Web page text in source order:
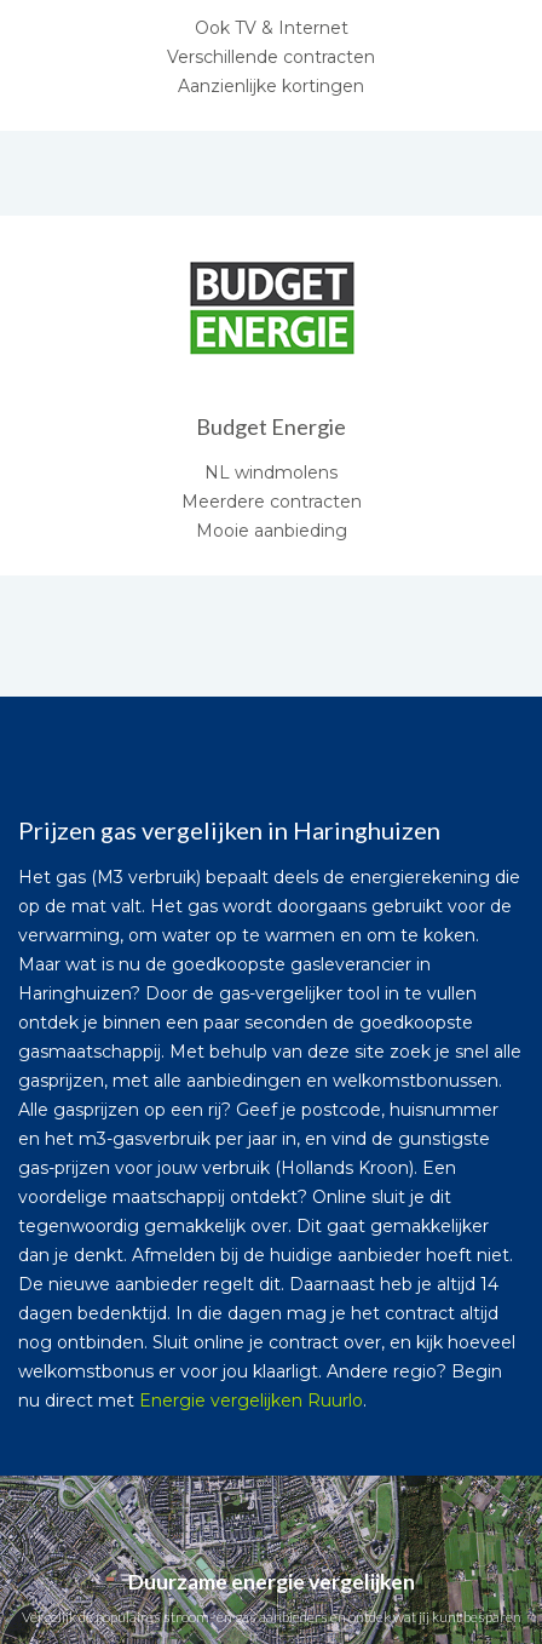
Ook TV & Internet
Verschillende contracten
Aanzienlijke kortingen
Budget Energie
NL windmolens
Meerdere contracten
Mooie aanbieding
Prijzen gas vergelijken in Haringhuizen
Het gas (M3 verbruik) bepaalt deels de energierekening die
op de mat valt. Het gas wordt doorgaans gebruikt voor de
verwarming, om water op te warmen en om te koken.
Maar wat is nu de goedkoopste gasleverancier in
Haringhuizen? Door de gas-vergelijker tool in te vullen
ontdek je binnen een paar seconden de goedkoopste
gasmaatschappij. Met behulp van deze site zoek je snel alle
gasprijzen, met alle aanbiedingen en welkomstbonussen.
Alle gasprijzen op een rij? Geef je postcode, huisnummer
en het m3-gasverbruik per jaar in, en vind de gunstigste
gas-prijzen voor jouw verbruik (Hollands Kroon). Een
voordelige maatschappij ontdekt? Online sluit je dit
tegenwoordig gemakkelijk over. Dit gaat gemakkelijker
dan je denkt. Afmelden bij de huidige aanbieder hoeft niet.
De nieuwe aanbieder regelt dit. Daarnaast heb je altijd 14
dagen bedenktijd. In die dagen mag je het contract altijd
nog ontbinden. Sluit online je contract over, en kijk hoeveel
welkomstbonus er voor jou klaarligt. Andere regio? Begin
nu direct met Energie vergelijken Ruurlo.
Duurzame energie vergelijken
Vergelijk de populaires stroom- en gas aanbieders en ontdek wat jij kunt besparen